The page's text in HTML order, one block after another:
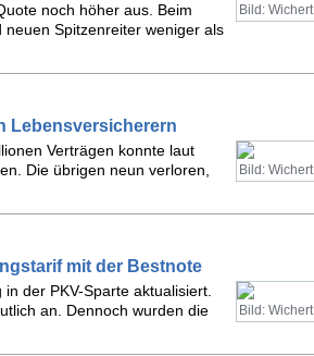
Bild: Wichert
noch höher aus. Beim
Spitzenreiter weniger als
Lebensversicherern
Bild: Wichert
Verträgen konnte laut
Die übrigen neun verloren,
mit der Bestnote
Bild: Wichert
der PKV-Sparte aktualisiert.
an. Dennoch wurden die